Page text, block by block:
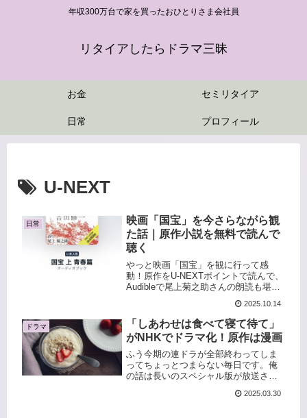
年収300万台で家を買ったおひとりさま会社員
リタイアしたらドラマ三昧
お金 セミリタイア
日常 プロフィール
U-NEXT
日常
映画「国宝」を今さらながら観
た話｜原作小説を無料で読んで
聴く
やっと映画「国宝」を観に行って感
動！原作をU-NEXTポイントで読んで、
Audibleで尾上菊之助さんの朗読も堪
2025.10.14
ドラマ
「しあわせは食べて寝て待て」
がNHKでドラマ化！原作は漫画
ふう今期の連ドラが全部終わってしま
ってちょっとつまらない毎日です。俺
の話は長いのスペシャル版が放送され
3/30（日）と4/6（日）のそれぞれ22：
2025.03.30